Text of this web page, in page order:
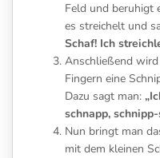
Feld und beruhigt
es streichelt und
Schaf! Ich
Anschließend
Fingern eine
Dazu sagt man:
schnapp,
Nun bringt man
mit dem kleinen